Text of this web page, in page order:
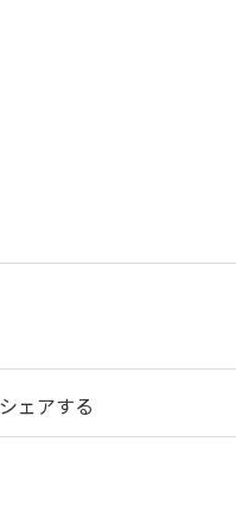
シェアする